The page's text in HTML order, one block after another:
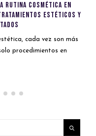
Rutina Cosmética en
Estéticos y
cada vez son más
procedimientos en